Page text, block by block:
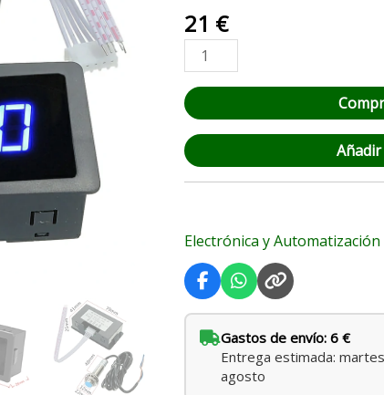
21 €
tractor,
cosechadora,
torno
–
12V/24V,
5-
9999
RPM
Electrónica y Automatización
Gastos de envío: 6 €
Entrega estimada:
agosto